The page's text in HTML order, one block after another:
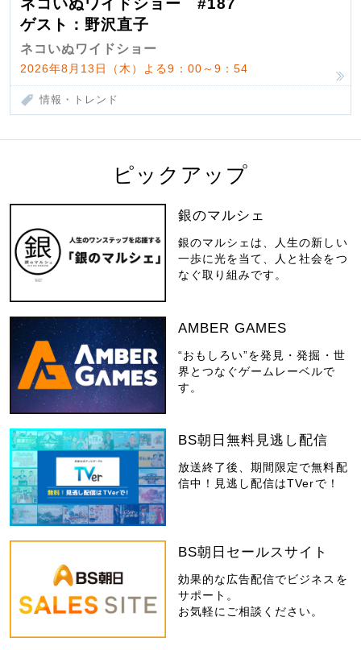
ネコいぬワイドショー #187
ゲスト：野沢直子
ネコいぬワイドショー
2026年8月13日（木）よる9：00～9：54
情報・トレンド
ピックアップ
銀のマルシェ
銀のマルシェは、人生の新しい
一歩に光を当て、人と社会をつ
なぐ取り組みです。
AMBER GAMES
“おもしろい”を発見・発掘・世
界とつなぐゲームレーベルで
す。
BS朝日無料見逃し配信
放送終了後、期間限定で無料配
信中！見逃し配信はTVerで！
BS朝日セールスサイト
効果的な広告配信でビジネスを
サポート。
お気軽にご相談ください。